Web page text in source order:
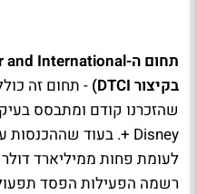
בקיצור DTCI)
- תחום זה
לעומת פחות ממיליארד